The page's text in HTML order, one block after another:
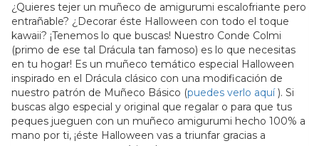
¿Quieres tejer un muñeco de amigurumi escalofriante pero
entrañable? ¿Decorar éste Halloween con todo el toque
kawaii? ¡Tenemos lo que buscas! Nuestro Conde Colmi
(primo de ese tal Drácula tan famoso) es lo que necesitas
en tu hogar! Es un muñeco temático especial Halloween
inspirado en el Drácula clásico con una modificación de
nuestro patrón de Muñeco Básico (puedes verlo aquí). Si
buscas algo especial y original que regalar o para que tus
peques jueguen con un muñeco amigurumi hecho 100% a
mano por ti, ¡éste Halloween vas a triunfar gracias a